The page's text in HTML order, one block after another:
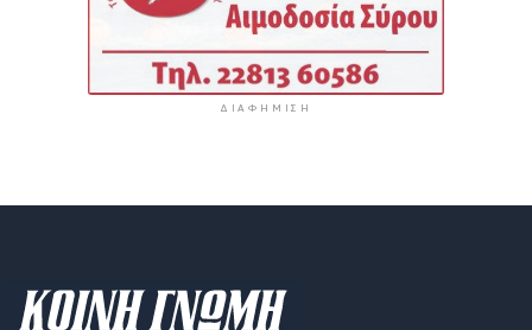
ΔΙΑΦΉΜΙΣΗ